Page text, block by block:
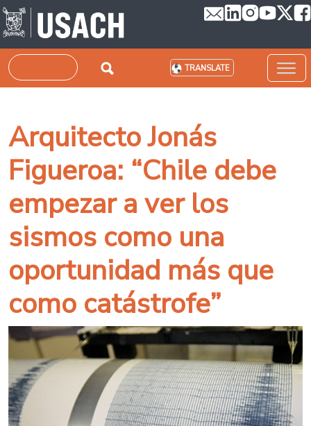
Skip to main content
Search TRANSLATE
Arquitecto Jonás
Figueroa: “Chile debe
empezar a ver los
sismos como una
oportunidad más que
como catástrofe”